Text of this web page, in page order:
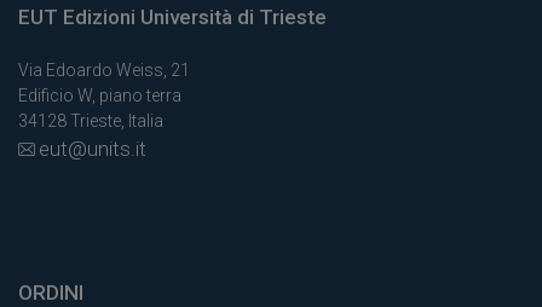
EUT Edizioni Università di Trieste
Via Edoardo Weiss, 21
Edificio W, piano terra
34128 Trieste, Italia
eut@units.it
ORDINI